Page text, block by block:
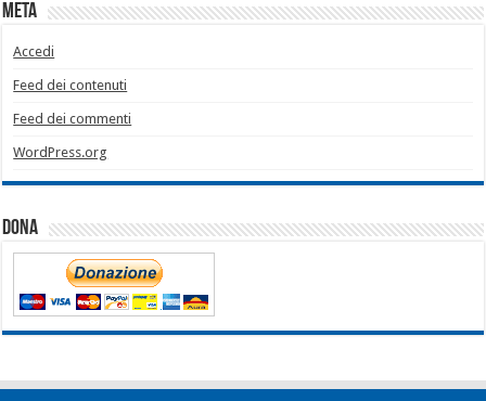
Meta
Accedi
Feed dei contenuti
Feed dei commenti
WordPress.org
Dona